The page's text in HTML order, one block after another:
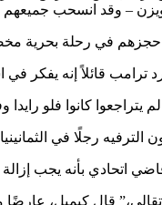
– وقد انسحب جميعهم
حجزهم في رحلة بحرية
كانوا فلو رايدا وفانيلا
الترفيه رجلًا في
اتحادي بأنه يجب إزالة
قال كيميل،